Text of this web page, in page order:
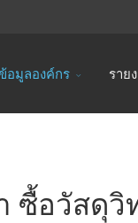
อมูลองค์กร ราย
ซื้อวัสดุ